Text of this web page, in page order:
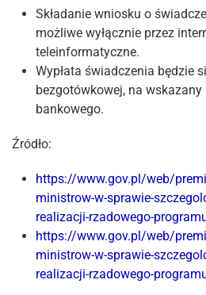
Składanie wniosku o
możliwe wyłącznie przez
teleinformatyczne.
Wypłata świadczenia będzie
bezgotówkowej, na
bankowego.
Źródło:
https://www.gov.pl/web/
ministrow-w-sprawie-
realizacji-rzadowego-
https://www.gov.pl/web/
ministrow-w-sprawie-
realizacji-rzadowego-